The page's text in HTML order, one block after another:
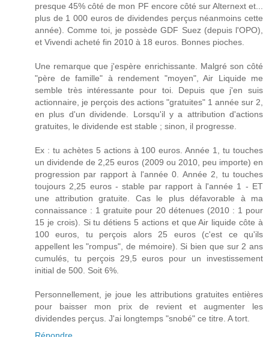
presque 45% côté de mon PF encore côté sur Alternext et...
plus de 1 000 euros de dividendes perçus néanmoins cette
année). Comme toi, je possède GDF Suez (depuis l'OPO),
et Vivendi acheté fin 2010 à 18 euros. Bonnes pioches.
Une remarque que j'espère enrichissante. Malgré son côté
"père de famille" à rendement "moyen", Air Liquide me
semble très intéressante pour toi. Depuis que j'en suis
actionnaire, je perçois des actions "gratuites" 1 année sur 2,
en plus d'un dividende. Lorsqu'il y a attribution d'actions
gratuites, le dividende est stable ; sinon, il progresse.
Ex : tu achètes 5 actions à 100 euros. Année 1, tu touches
un dividende de 2,25 euros (2009 ou 2010, peu importe) en
progression par rapport à l'année 0. Année 2, tu touches
toujours 2,25 euros - stable par rapport à l'année 1 - ET
une attribution gratuite. Cas le plus défavorable à ma
connaissance : 1 gratuite pour 20 détenues (2010 : 1 pour
15 je crois). Si tu détiens 5 actions et que Air liquide côte à
100 euros, tu perçois alors 25 euros (c'est ce qu'ils
appellent les "rompus", de mémoire). Si bien que sur 2 ans
cumulés, tu perçois 29,5 euros pour un investissement
initial de 500. Soit 6%.
Personnellement, je joue les attributions gratuites entières
pour baisser mon prix de revient et augmenter les
dividendes perçus. J'ai longtemps "snobé" ce titre. A tort.